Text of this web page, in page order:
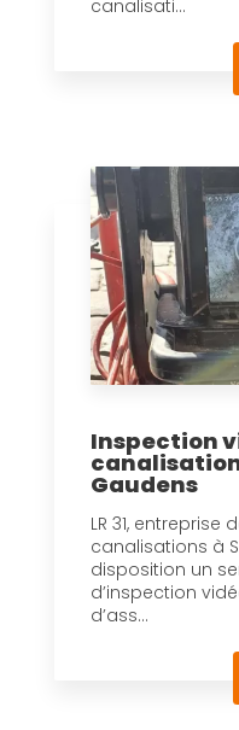
canalisati...
Inspection
Gaudens
LR 31,
canalisations à
disposition un
d’inspection
d’ass...